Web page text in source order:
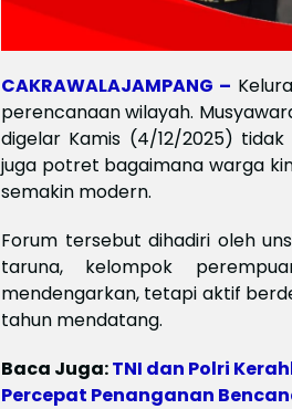
CAKRAWALAJAMPANG –
perencanaan wilayah.
digelar Kamis (4/12/2025)
juga potret bagaimana warga
semakin modern.
Forum tersebut dihadiri oleh
taruna, kelompok
mendengarkan, tetapi aktif
tahun mendatang.
Baca Juga:TNI dan Polri
Percepat Penanganan